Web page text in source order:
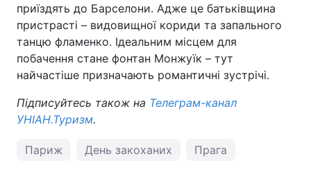
приїздять до Барселони. Адже це батьківщина
пристрасті – видовищної кориди та запального
танцю фламенко. Ідеальним місцем для
побачення стане фонтан Монжуїк – тут
найчастіше призначають романтичні зустрічі.
Підписуйтесь також на Телеграм-канал
УНІАН.Туризм.
Париж День закоханих Прага